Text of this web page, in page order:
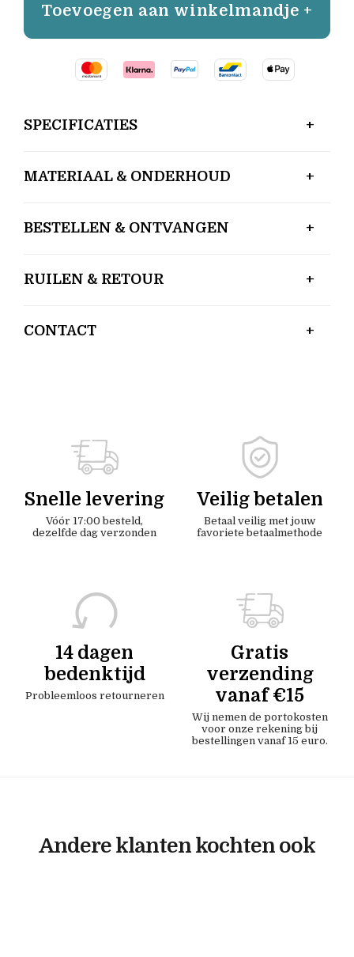
Toevoegen aan winkelmandje +
SPECIFICATIES
MATERIAAL & ONDERHOUD
BESTELLEN & ONTVANGEN
RUILEN & RETOUR
CONTACT
Snelle levering
Vóór 17:00 besteld,
dezelfde dag verzonden
Veilig betalen
Betaal veilig met jouw
favoriete betaalmethode
14 dagen
bedenktijd
Probleemloos retourneren
Gratis
verzending
vanaf €15
Wij nemen de portokosten
voor onze rekening bij
bestellingen vanaf 15 euro.
Andere klanten kochten ook